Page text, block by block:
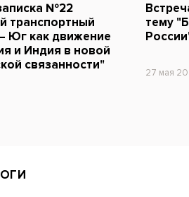
№22
транспортный
Юг как движение
и Индия в новой
связанности"
тему
27 мая